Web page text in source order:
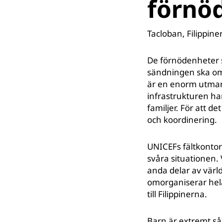
Tacloban,
De förnödenheter
sändningen ska
är en enorm
infrastrukturen
familjer. För att
och koordinering.
UNICEFs
svåra situationen.
anda delar av
omorganiserar
till Filippinerna.